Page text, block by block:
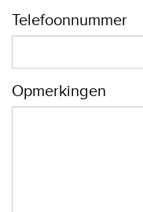
Telefoonnummer
Opmerkingen